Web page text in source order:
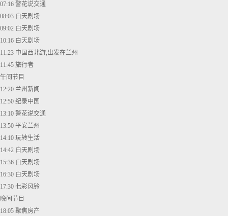
07:16 警花说交通
08:03 白天剧场
09:02 白天剧场
10:16 白天剧场
11:23 中国西北游,出发在兰州
11:45 旅行者
午间节目
12:20 兰州新闻
12:50 纪录中国
13:10 警花说交通
13:50 平安兰州
14:10 玩转生活
14:42 白天剧场
15:36 白天剧场
16:30 白天剧场
17:30 七彩风铃
晚间节目
18:05 聚焦房产